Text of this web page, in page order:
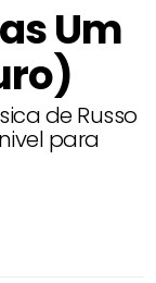
Um
de Russo
para